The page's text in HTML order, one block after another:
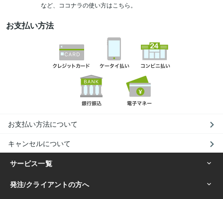
など、ココナラの使い方はこちら。
お支払い方法
お支払い方法について
キャンセルについて